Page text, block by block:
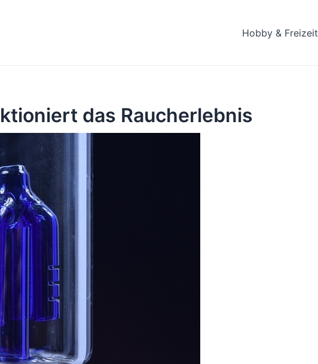
Hobby & Freizeit
das Raucherlebnis